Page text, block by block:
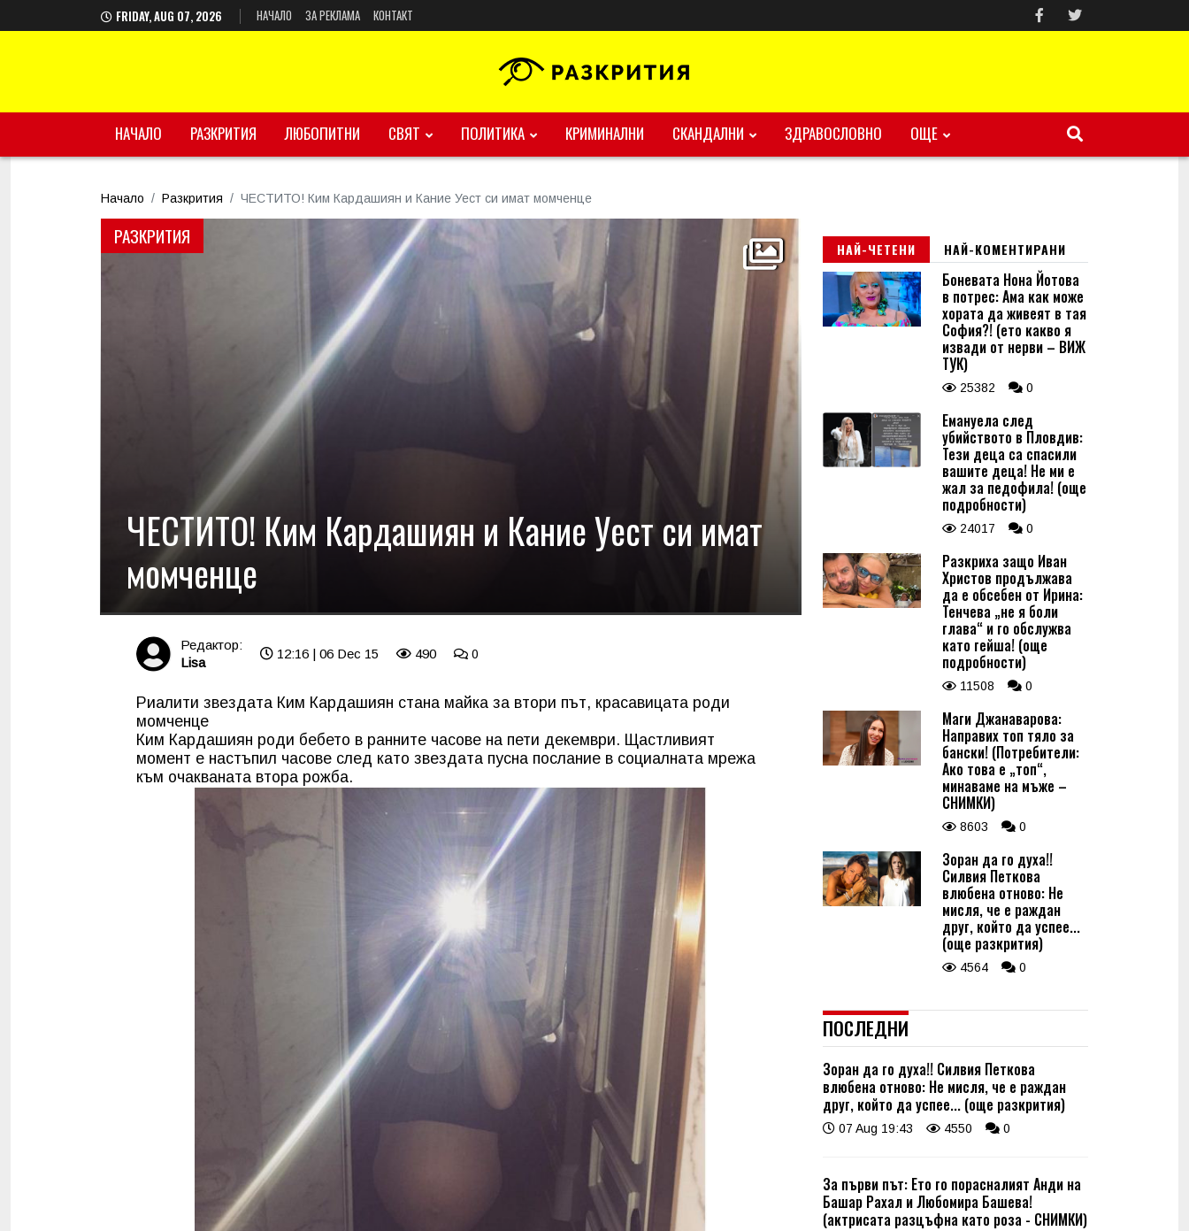
FRIDAY, AUG 07, 2026 НАЧАЛО ЗА РЕКЛАМА КОНТАКТ
НАЧАЛО РАЗКРИТИЯ ЛЮБОПИТНИ СВЯТ ПОЛИТИКА КРИМИНАЛНИ СКАНДАЛНИ ЗДРАВОСЛОВНО ОЩЕ
Начало Разкрития ЧЕСТИТО! Ким Кардашиян и Кание Уест си имат момченце
РАЗКРИТИЯ
ЧЕСТИТО! Ким Кардашиян и Кание Уест си имат
момченце
Редактор:
Lisa
12:16 | 06 Dec 15 490 0
Риалити звездата Ким Кардашиян стана майка за втори път, красавицата роди
момченце
Ким Кардашиян роди бебето в ранните часове на пети декември. Щастливият
момент е настъпил часове след като звездата пусна послание в социалната мрежа
към очакваната втора рожба.
НАЙ-ЧЕТЕНИ НАЙ-КОМЕНТИРАНИ
Боневата Нона Йотова
в потрес: Ама как може
хората да живеят в тая
София?! (ето какво я
извади от нерви – ВИЖ
ТУК)
25382 0
Емануела след
убийството в Пловдив:
Тези деца са спасили
вашите деца! Не ми е
жал за педофила! (още
подробности)
24017 0
Разкриха защо Иван
Христов продължава
да е обсебен от Ирина:
Тенчева „не я боли
глава“ и го обслужва
като гейша! (още
подробности)
11508 0
Маги Джанаварова:
Направих топ тяло за
бански! (Потребители:
Ако това е „топ“,
минаваме на мъже –
СНИМКИ)
8603 0
Зоран да го духа!!
Силвия Петкова
влюбена отново: Не
мисля, че е раждан
друг, който да успее...
(още разкрития)
4564 0
ПОСЛЕДНИ
Зоран да го духа!! Силвия Петкова
влюбена отново: Не мисля, че е раждан
друг, който да успее... (още разкрития)
07 Aug 19:43 4550 0
За първи път: Ето го порасналият Анди на
Башар Рахал и Любомира Башева!
(актрисата разцъфна като роза - СНИМКИ)